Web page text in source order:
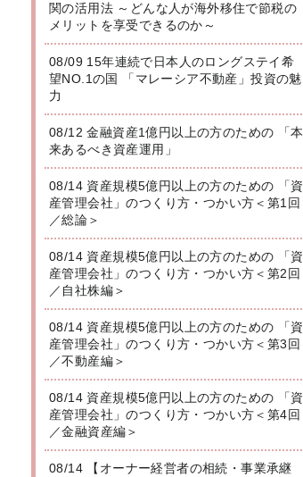
関の活用法 ～どんな人が海外移住で節税の
メリットを享受できるのか～
08/09 15年連続で日本人のロングステイ希
望NO.1の国 「マレーシア不動産」投資の魅
力
08/12 金融資産1億円以上の方のための 「本
来あるべき資産運用」
08/14 資産規模5億円以上の方のための 「資
産管理会社」のつくり方・つかい方＜第1回
／総論＞
08/14 資産規模5億円以上の方のための 「資
産管理会社」のつくり方・つかい方＜第2回
／自社株編＞
08/14 資産規模5億円以上の方のための 「資
産管理会社」のつくり方・つかい方＜第3回
／不動産編＞
08/14 資産規模5億円以上の方のための 「資
産管理会社」のつくり方・つかい方＜第4回
／金融資産編＞
08/14 【オーナー経営者の相続・事業承継